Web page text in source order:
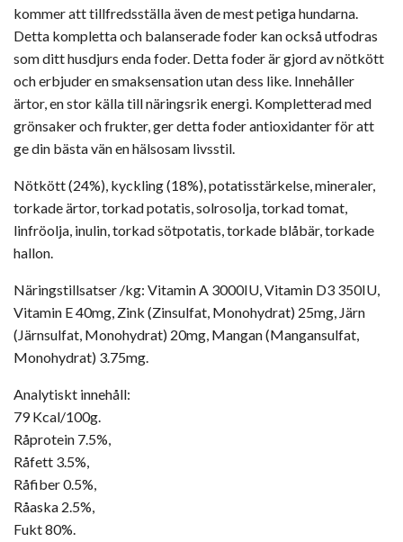
kommer att tillfredsställa även de mest petiga hundarna.
Detta kompletta och balanserade foder kan också utfodras
som ditt husdjurs enda foder. Detta foder är gjord av nötkött
och erbjuder en smaksensation utan dess like. Innehåller
ärtor, en stor källa till näringsrik energi. Kompletterad med
grönsaker och frukter, ger detta foder antioxidanter för att
ge din bästa vän en hälsosam livsstil.
Nötkött (24%), kyckling (18%), potatisstärkelse, mineraler,
torkade ärtor, torkad potatis, solrosolja, torkad tomat,
linfröolja, inulin, torkad sötpotatis, torkade blåbär, torkade
hallon.
Näringstillsatser /kg: Vitamin A 3000IU, Vitamin D3 350IU,
Vitamin E 40mg, Zink (Zinsulfat, Monohydrat) 25mg, Järn
(Järnsulfat, Monohydrat) 20mg, Mangan (Mangansulfat,
Monohydrat) 3.75mg.
Analytiskt innehåll:
79 Kcal/100g.
Råprotein 7.5%,
Råfett 3.5%,
Råfiber 0.5%,
Råaska 2.5%,
Fukt 80%.